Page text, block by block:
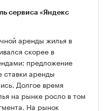
сервиса «Яндекс
аренды жилья в
скорее в
предложение
ставки аренды
Долгое время
на рынке росло в том
На рынок